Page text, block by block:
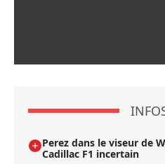
Perez dans le viseur de
Cadillac F1 incertain